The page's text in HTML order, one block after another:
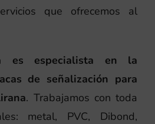
que ofrecemos al
es especialista en la
de señalización para
. Trabajamos con toda
metal, PVC, Dibond,